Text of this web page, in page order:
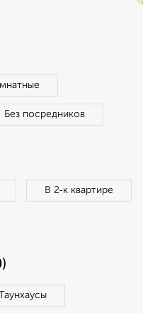
Без посредников
В 2‑к квартире
Таунхаусы